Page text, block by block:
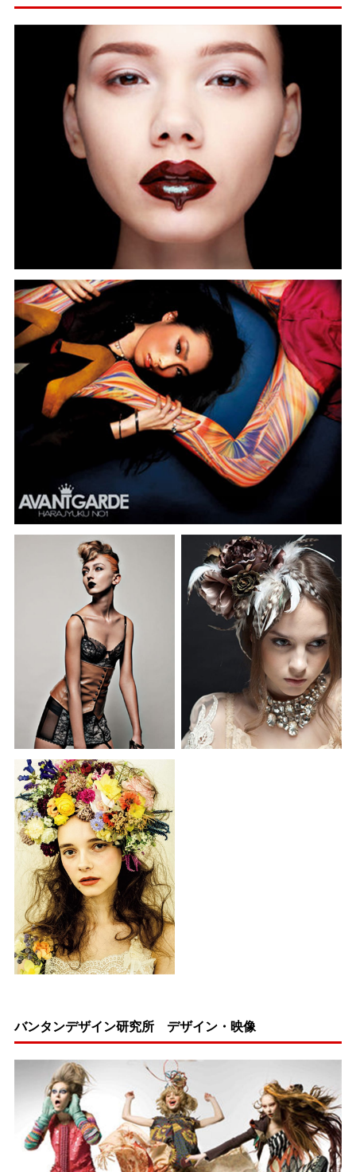
バンタンデザイン研究所 デザイン・映像